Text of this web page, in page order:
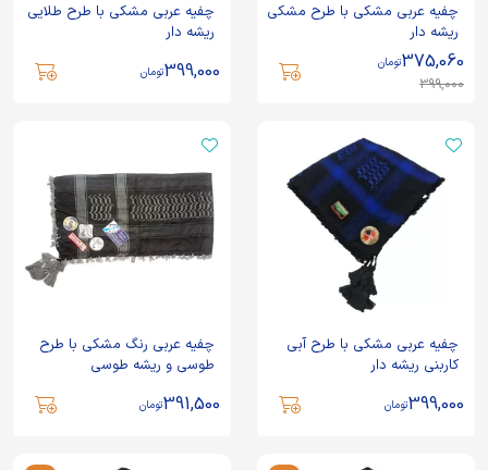
چفیه عربی مشکی با طرح مشکی
ریشه دار
399,000
375,060تومان
چفیه عربی مشکی با طرح طلایی
ریشه دار
399,000تومان
چفیه عربی مشکی با طرح آبی
کاربنی ریشه دار
399,000تومان
چفیه عربی رنگ مشکی با طرح
طوسی و ریشه طوسی
391,500تومان